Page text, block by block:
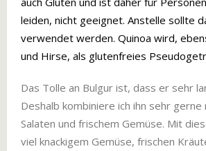
leiden, nicht geeignet. Anstelle sollte
verwendet werden. Quinoa wird,
und Hirse, als glutenfreies
Das Tolle an Bulgur ist, dass er sehr
Deshalb kombiniere ich ihn sehr gerne
Salaten und frischem Gemüse. Mit
viel knackigem Gemüse, frischen